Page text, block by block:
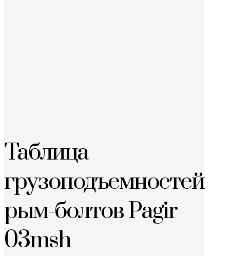
Таблица
грузоподъемностей
рым-болтов Pagir
03msh